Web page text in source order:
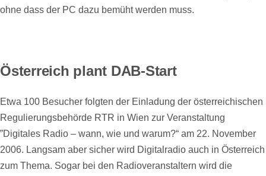
ohne dass der PC dazu bemüht werden muss.
Österreich plant DAB-Start
Etwa 100 Besucher folgten der Einladung der österreichischen
Regulierungsbehörde RTR in Wien zur Veranstaltung
”Digitales Radio – wann, wie und warum?“ am 22. November
2006. Langsam aber sicher wird Digitalradio auch in Österreich
zum Thema. Sogar bei den Radioveranstaltern wird die